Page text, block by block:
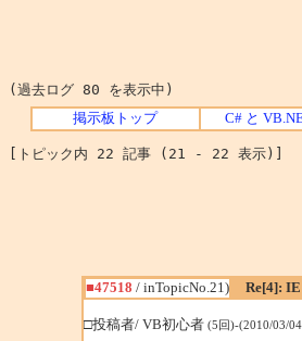
(過去ログ 80 を表示中)
掲示板トップ C# と
[トピック内 22 記事 (21 - 22 表示)]
■47518 / inTopicNo.21)
Re[4]:
□投稿者/ VB初心者 (5回)-(2010/03/